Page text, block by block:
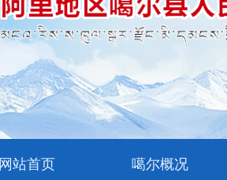
网站首页 噶尔概况